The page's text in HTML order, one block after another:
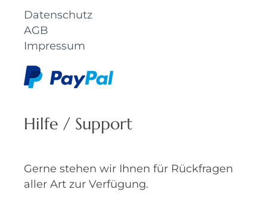
Datenschutz
AGB
Impressum
Hilfe / Support
Gerne stehen wir Ihnen für Rückfragen
aller Art zur Verfügung.